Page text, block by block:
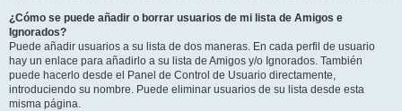
¿Cómo se puede añadir o borrar usuarios de mi lista de Amigos e
Ignorados?
Puede añadir usuarios a su lista de dos maneras. En cada perfil de usuario
hay un enlace para añadirlo a su lista de Amigos y/o Ignorados. También
puede hacerlo desde el Panel de Control de Usuario directamente,
introduciendo su nombre. Puede eliminar usuarios de su lista desde esta
misma página.